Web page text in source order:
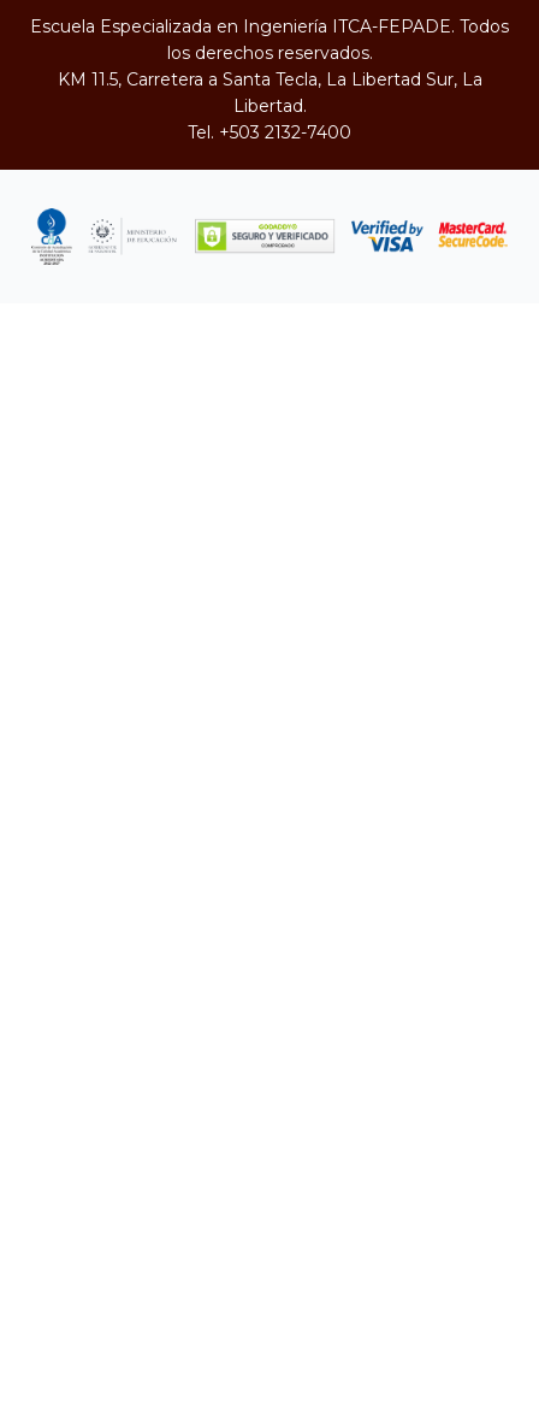
Escuela Especializada en Ingeniería ITCA-FEPADE. Todos
los derechos reservados.
KM 11.5, Carretera a Santa Tecla, La Libertad Sur, La
Libertad.
Tel. +503 2132-7400